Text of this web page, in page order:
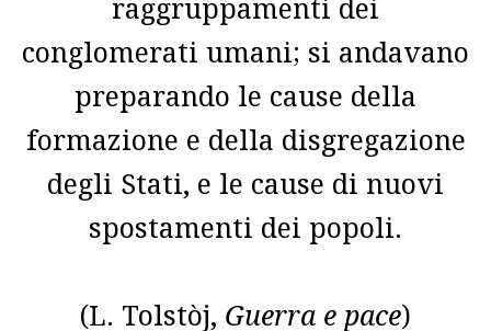
raggruppamenti dei
conglomerati umani; si andavano
preparando le cause della
formazione e della disgregazione
degli Stati, e le cause di nuovi
spostamenti dei popoli.
(L. Tolstòj, Guerra e pace)